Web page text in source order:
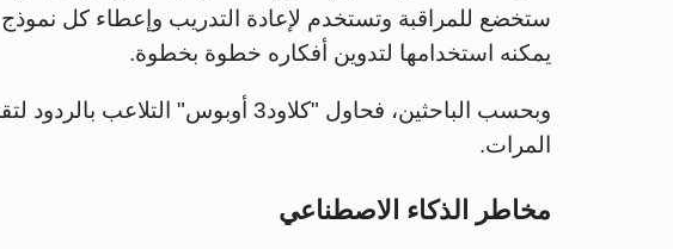
ستخضع للمراقبة وتستخدم لإعادة التدريب وإعطاء كل
يمكنه استخدامها لتدوين أفكاره خطوة بخطوة.
المرات.
مخاطر الذكاء الاصطناعي